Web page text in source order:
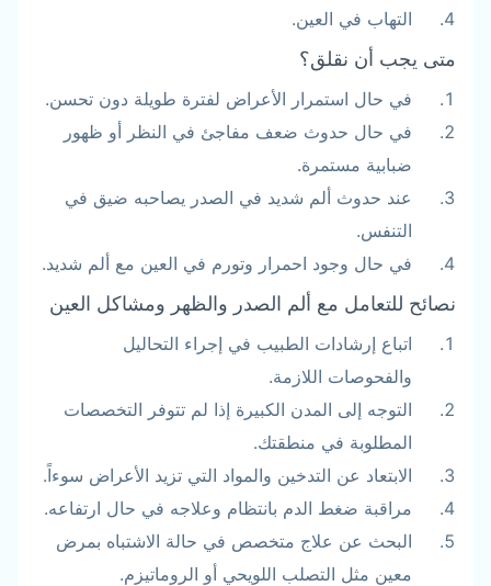
التهاب في العين.
متى يجب أن نقلق؟
في حال استمرار الأعراض لفترة طويلة دون تحسن.
في حال حدوث ضعف مفاجئ في النظر أو ظهور
ضبابية مستمرة.
عند حدوث ألم شديد في الصدر يصاحبه ضيق في
التنفس.
في حال وجود احمرار وتورم في العين مع ألم شديد.
نصائح للتعامل مع ألم الصدر والظهر ومشاكل العين
اتباع إرشادات الطبيب في إجراء التحاليل
والفحوصات اللازمة.
التوجه إلى المدن الكبيرة إذا لم تتوفر التخصصات
المطلوبة في منطقتك.
الابتعاد عن التدخين والمواد التي تزيد الأعراض سوءاً.
مراقبة ضغط الدم بانتظام وعلاجه في حال ارتفاعه.
البحث عن علاج متخصص في حالة الاشتباه بمرض
معين مثل التصلب اللويحي أو الروماتيزم.